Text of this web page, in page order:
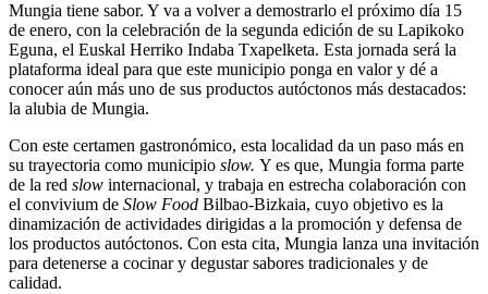
Mungia tiene sabor. Y va a volver a demostrarlo el próximo día 15
de enero, con la celebración de la segunda edición de su Lapikoko
Eguna, el Euskal Herriko Indaba Txapelketa. Esta jornada será la
plataforma ideal para que este municipio ponga en valor y dé a
conocer aún más uno de sus productos autóctonos más destacados:
la alubia de Mungia.
Con este certamen gastronómico, esta localidad da un paso más en
su trayectoria como municipio slow. Y es que, Mungia forma parte
de la red slow internacional, y trabaja en estrecha colaboración con
el convivium de Slow Food Bilbao-Bizkaia, cuyo objetivo es la
dinamización de actividades dirigidas a la promoción y defensa de
los productos autóctonos. Con esta cita, Mungia lanza una invitación
para detenerse a cocinar y degustar sabores tradicionales y de
calidad.